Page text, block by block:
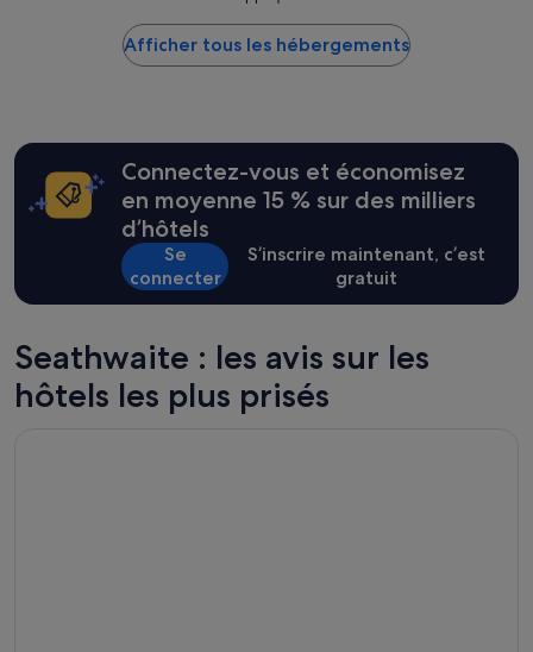
24 dernières
heures
d’une
pour
2 adultes.
Les
prix
Afficher tous les hébergements
Connectez-vous et économisez
en moyenne 15 % sur des milliers
d’hôtels
Se
connecter
S’inscrire maintenant, c’est
gratuit
Seathwaite : les avis sur les
hôtels les plus prisés